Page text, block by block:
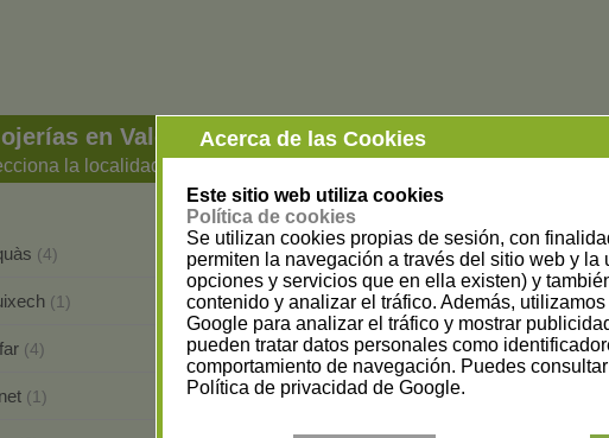
en Valencia
la localidad
Acerca de las Cookies
Este sitio web utiliza cookies
Política de cookies
Se utilizan cookies propias de sesión, con
permiten la navegación a través del sitio web y
opciones y servicios que en ella existen) y
contenido y analizar el tráfico. Además,
Google para analizar el tráfico y mostrar
pueden tratar datos personales como
comportamiento de navegación. Puedes
Política de privacidad de Google.
(4) Alboraya (1)
(1) Aldaia (1)
(4) Algemesí(1)
(1) Almàssera(1)